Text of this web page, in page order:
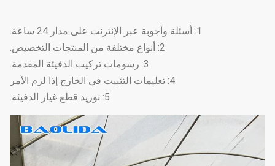
1: أسئلة وأجوبة عبر الإنترنت على مدار 24 ساعة.
2: أنواع مختلفة من المنتجات التخصيص.
3: رسومات تركيب الدفيئة المقدمة.
4: تعليمات التثبيت في الخارج إذا لزم الأمر
5: توريد قطع غيار الدفيئة.